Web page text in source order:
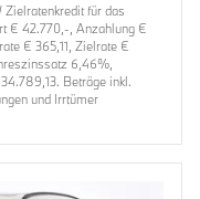
für das
€ 42.770,-, Anzahlung €
€ 365,11, Zielrate €
6,46%,
Beträge inkl.
und Irrtümer